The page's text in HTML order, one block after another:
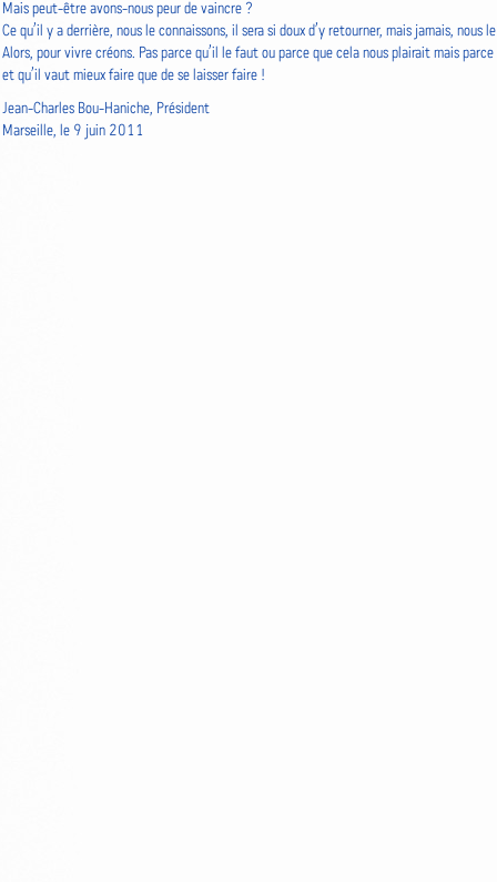
Mais peut-être avons-nous peur de vaincre ?
Ce qu’il y a derrière, nous le connaissons, il sera si doux d’y retourner, mais jamais, nous
Alors, pour vivre créons. Pas parce qu’il le faut ou parce que cela nous plairait mais
et qu’il vaut mieux faire que de se laisser faire !
Jean-Charles Bou-Haniche, Président
Marseille, le 9 juin 2011